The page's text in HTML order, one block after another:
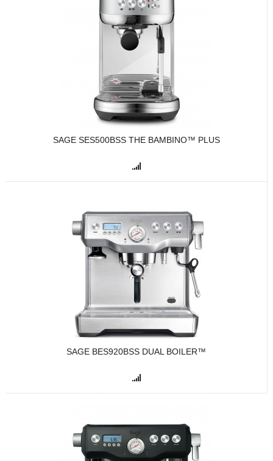
SAGE SES500BSS THE BAMBINO™ PLUS
SAGE BES920BSS DUAL BOILER™